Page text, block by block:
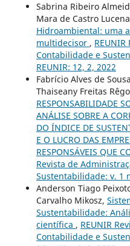
Sabrina Ribeiro
Mara de Castro
Hidroambiental: uma
multidecisor ,
Contabilidade e
REUNIR: 12, 2, 2022
Fabrício Alves de
Thaiseany Freitas
RESPONSABILIDADE
ANÁLISE SOBRE A
DO ÍNDICE DE
E O LUCRO DAS
RESPONSÁVEIS QUE
Revista de
Sustentabilidade: v. 1
Anderson Tiago
Carvalho Mikosz,
Sustentabilidade:
científica , REUNIR
Contabilidade e